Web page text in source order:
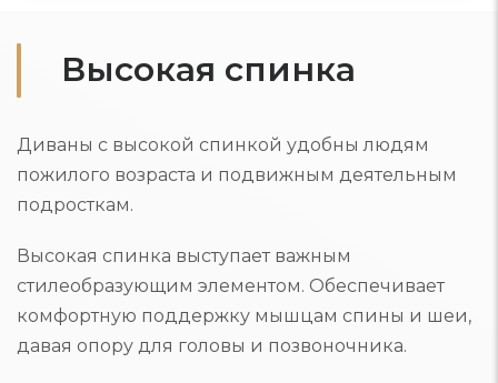
Высокая спинка
Диваны с высокой спинкой удобны людям
пожилого возраста и подвижным деятельным
подросткам.
Высокая спинка выступает важным
стилеобразующим элементом. Обеспечивает
комфортную поддержку мышцам спины и шеи,
давая опору для головы и позвоночника.